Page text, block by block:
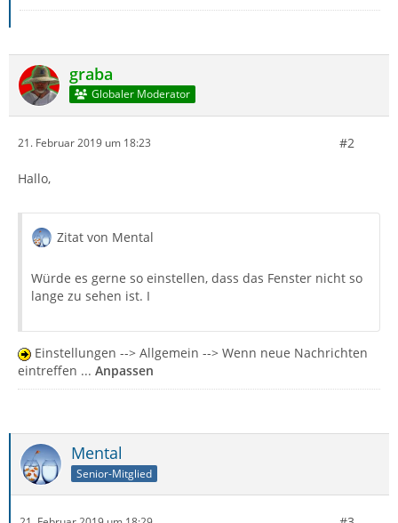
graba
Globaler Moderator
21. Februar 2019 um 18:23 #2
Hallo,
Zitat von Mental
Würde es gerne so einstellen, dass das Fenster nicht so
lange zu sehen ist. I
Einstellungen --> Allgemein --> Wenn neue Nachrichten
eintreffen ... Anpassen
Mental
Senior-Mitglied